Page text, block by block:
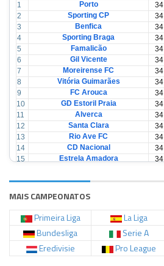
1 Porto 34
2
Sporting CP 34
3
Benfica 34
4
Sporting Braga 34
5
Famalicão 34
6
Gil Vicente 34
7
Moreirense FC 34
8
Vitória Guimarães 34
9
FC Arouca 34
10
GD Estoril Praia 34
11
Alverca 34
12
Santa Clara 34
13
Rio Ave FC 34
14
CD Nacional 34
15
Estrela Amadora 34
17
CD Tondela 34
18
MAIS CAMPEONATOS
Primeira Liga
La Liga
Bundesliga
Serie A
Eredivisie
Pro League